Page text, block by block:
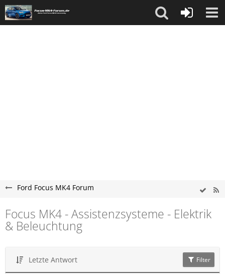
Ford Focus MK4 Forum
Focus MK4 - Assistenzsysteme - Elektrik
& Beleuchtung
Letzte Antwort Filter